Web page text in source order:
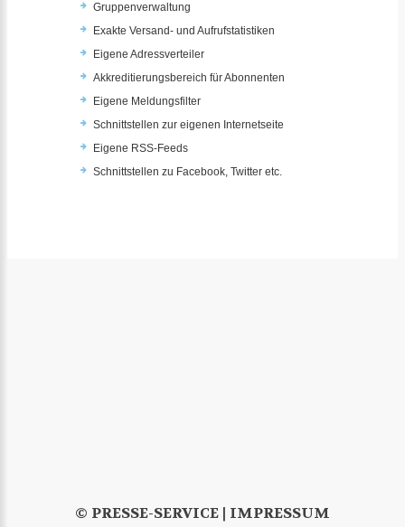
Gruppenverwaltung
Exakte Versand- und Aufrufstatistiken
Eigene Adressverteiler
Akkreditierungsbereich für Abonnenten
Eigene Meldungsfilter
Schnittstellen zur eigenen Internetseite
Eigene RSS-Feeds
Schnittstellen zu Facebook, Twitter etc.
© PRESSE-SERVICE | IMPRESSUM